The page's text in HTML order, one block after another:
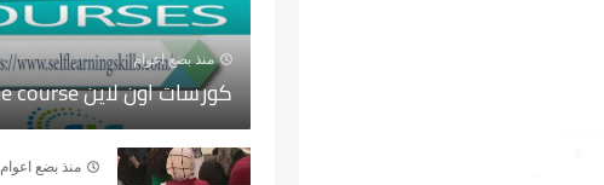
منذ بضع اعوام
كورسات اون لاين online course
منذ بضع اعوام